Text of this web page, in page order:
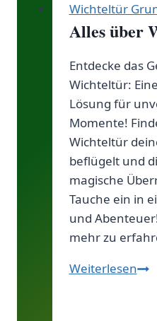
Wichteltür
Alles über
Entdecke das
Wichteltür:
Lösung für
Momente!
Wichteltür
beflügelt und
magische
Tauche ein in
und
mehr zu
WeiterlesenAlles